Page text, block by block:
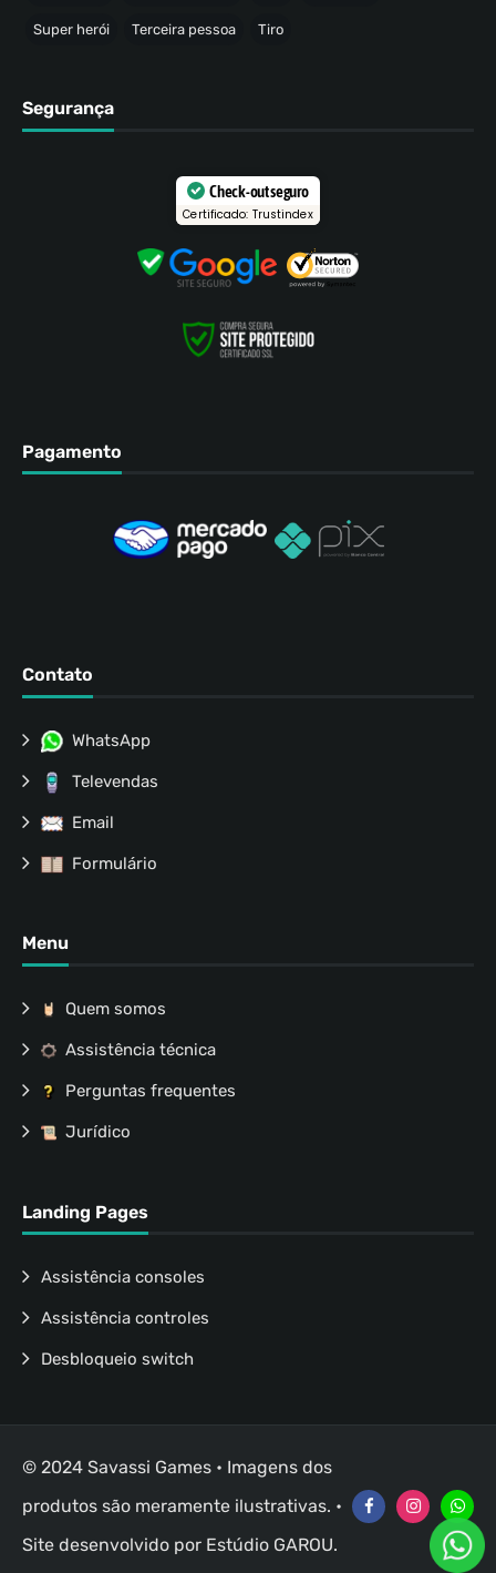
Super herói Terceira pessoa Tiro
Segurança
Check-out seguro
Certificado: Trustindex
Pagamento
Contato
WhatsApp
Televendas
Email
Formulário
Menu
Quem somos
Assistência técnica
Perguntas frequentes
Jurídico
Landing Pages
Assistência consoles
Assistência controles
Desbloqueio switch
© 2024 Savassi Games • Imagens dos
produtos são meramente ilustrativas. •
Site desenvolvido por Estúdio GAROU.